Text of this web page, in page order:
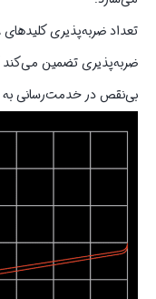
ضربه‌پذیری تضمین می‌کند
بی‌نقص در خدمت‌رسانی